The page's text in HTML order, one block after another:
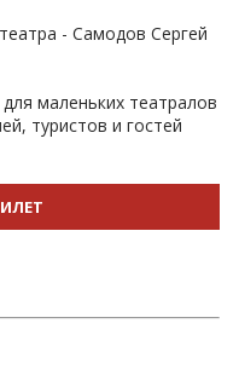
- Самодов Сергей
маленьких театралов
туристов и гостей